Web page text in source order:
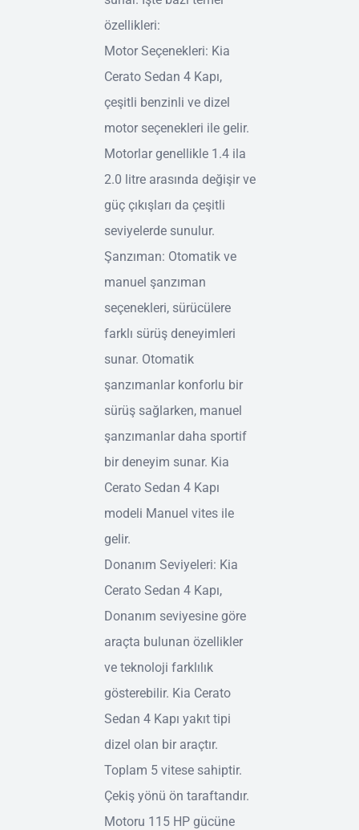
özellikleri:
Motor Seçenekleri: Kia
Cerato Sedan 4 Kapı,
çeşitli benzinli ve dizel
motor seçenekleri ile gelir.
Motorlar genellikle 1.4 ila
2.0 litre arasında değişir ve
güç çıkışları da çeşitli
seviyelerde sunulur.
Şanzıman: Otomatik ve
manuel şanzıman
seçenekleri, sürücülere
farklı sürüş deneyimleri
sunar. Otomatik
şanzımanlar konforlu bir
sürüş sağlarken, manuel
şanzımanlar daha sportif
bir deneyim sunar. Kia
Cerato Sedan 4 Kapı
modeli Manuel vites ile
gelir.
Donanım Seviyeleri: Kia
Cerato Sedan 4 Kapı,
Donanım seviyesine göre
araçta bulunan özellikler
ve teknoloji farklılık
gösterebilir. Kia Cerato
Sedan 4 Kapı yakıt tipi
dizel olan bir araçtır.
Toplam 5 vitese sahiptir.
Çekiş yönü ön taraftandır.
Motoru 115 HP gücüne